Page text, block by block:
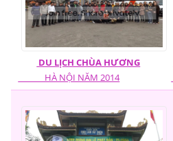
DU LỊCH CHÙA HƯƠNG
HÀ NỘI NĂM 2014